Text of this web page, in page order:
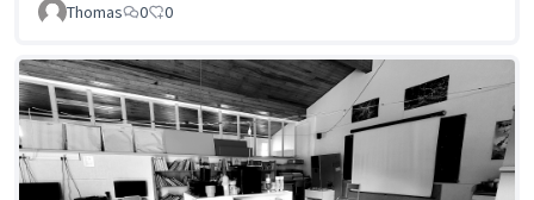
Thomas
0 0